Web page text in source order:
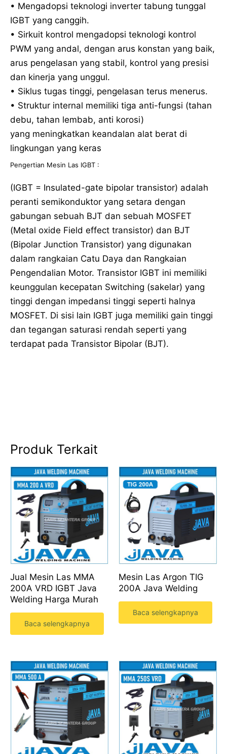
• Mengadopsi teknologi inverter tabung tunggal
IGBT yang canggih.
• Sirkuit kontrol mengadopsi teknologi kontrol
PWM yang andal, dengan arus konstan yang baik,
arus pengelasan yang stabil, kontrol yang presisi
dan kinerja yang unggul.
• Siklus tugas tinggi, pengelasan terus menerus.
• Struktur internal memiliki tiga anti-fungsi (tahan
debu, tahan lembab, anti korosi)
yang meningkatkan keandalan alat berat di
lingkungan yang keras
Pengertian Mesin Las IGBT :
(IGBT = Insulated-gate bipolar transistor) adalah
peranti semikonduktor yang setara dengan
gabungan sebuah BJT dan sebuah MOSFET
(Metal oxide Field effect transistor) dan BJT
(Bipolar Junction Transistor) yang digunakan
dalam rangkaian Catu Daya dan Rangkaian
Pengendalian Motor. Transistor IGBT ini memiliki
keunggulan kecepatan Switching (sakelar) yang
tinggi dengan impedansi tinggi seperti halnya
MOSFET. Di sisi lain IGBT juga memiliki gain tinggi
dan tegangan saturasi rendah seperti yang
terdapat pada Transistor Bipolar (BJT).
Produk Terkait
Jual Mesin Las MMA
200A VRD IGBT Java
Welding Harga Murah
Baca selengkapnya
Mesin Las Argon TIG
200A Java Welding
Baca selengkapnya